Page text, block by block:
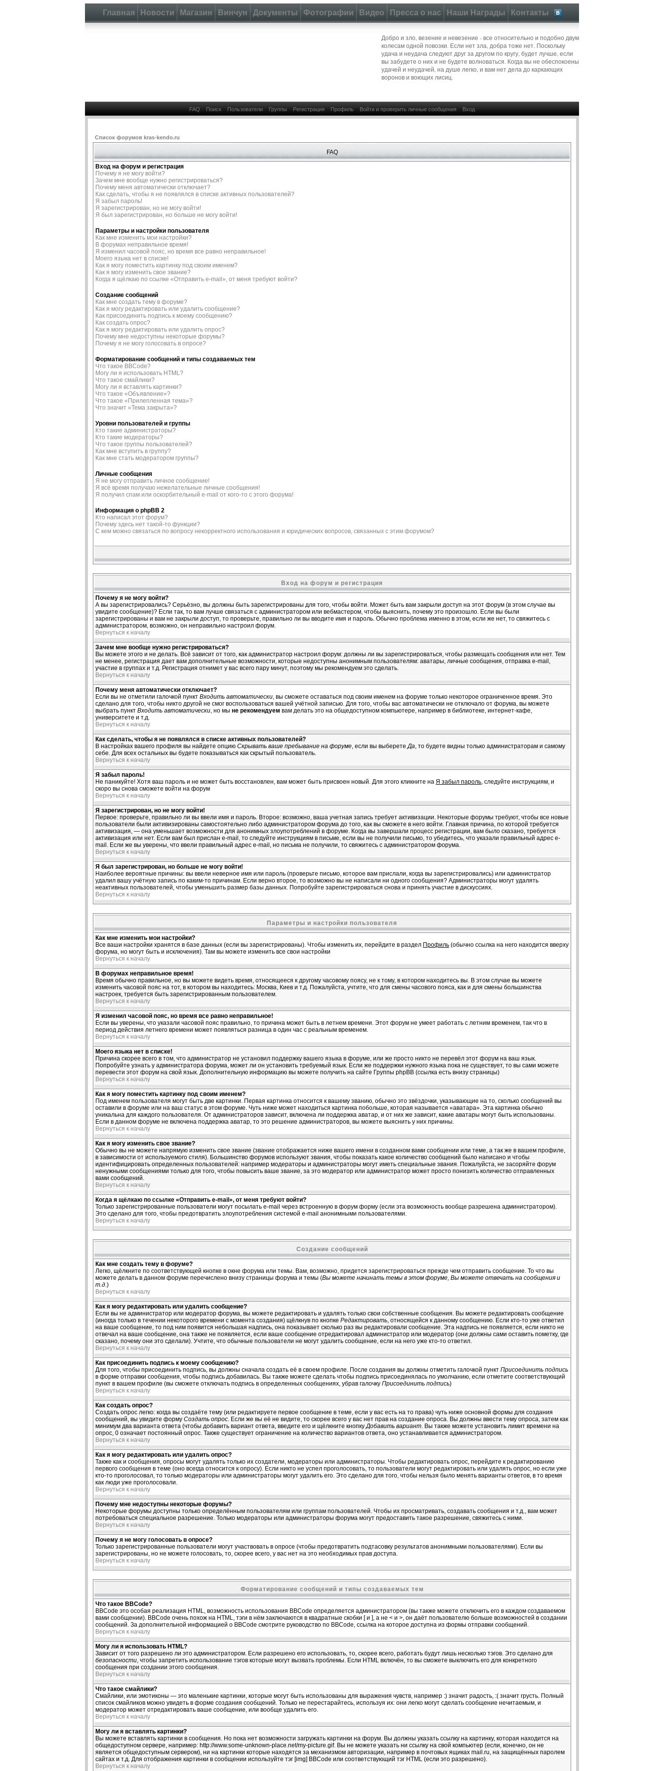
Главная Новости Магазин Винчун Документы Фотографии Видео Пресса о нас Наши Награды Контакты
Добро и зло, везение и невезение - все относительно и подобно двум
колесам одной повозки. Если нет зла, добра тоже нет. Поскольку
удача и неудача следуют друг за другом по кругу, будет лучше, если
вы забудете о них и не будете волноваться. Когда вы не обеспокоены
удачей и неудачей, на душе легко, и вам нет дела до каркающих
воронов и воющих лисиц.
FAQ Поиск Пользователи Группы Регистрация Профиль Войти и проверить личные сообщения Вход
Список форумов kras-kendo.ru
FAQ
Вход на форум и регистрация
Почему я не могу войти?
Зачем мне вообще нужно регистрироваться?
Почему меня автоматически отключает?
Как сделать, чтобы я не появлялся в списке активных пользователей?
Я забыл пароль!
Я зарегистрирован, но не могу войти!
Я был зарегистрирован, но больше не могу войти!
Параметры и настройки пользователя
Как мне изменить мои настройки?
В форумах неправильное время!
Я изменил часовой пояс, но время все равно неправильное!
Моего языка нет в списке!
Как я могу поместить картинку под своим именем?
Как я могу изменить свое звание?
Когда я щёлкаю по ссылке «Отправить e-mail», от меня требуют войти?
Создание сообщений
Как мне создать тему в форуме?
Как я могу редактировать или удалить сообщение?
Как присоединить подпись к моему сообщению?
Как создать опрос?
Как я могу редактировать или удалить опрос?
Почему мне недоступны некоторые форумы?
Почему я не могу голосовать в опросе?
Форматирование сообщений и типы создаваемых тем
Что такое BBCode?
Могу ли я использовать HTML?
Что такое смайлики?
Могу ли я вставлять картинки?
Что такое «Объявление»?
Что такое «Прилепленная тема»?
Что значит «Тема закрыта»?
Уровни пользователей и группы
Кто такие администраторы?
Кто такие модераторы?
Что такое группы пользователей?
Как мне вступить в группу?
Как мне стать модератором группы?
Личные сообщения
Я не могу отправить личное сообщение!
Я всё время получаю нежелательные личные сообщения!
Я получил спам или оскорбительный e-mail от кого-то с этого форума!
Информация о phpBB 2
Кто написал этот форум?
Почему здесь нет такой-то функции?
С кем можно связаться по вопросу некорректного использования и юридических вопросов, связанных с этим форумом?
Вход на форум и регистрация
Почему я не могу войти?
А вы зарегистрировались? Серьёзно, вы должны быть зарегистрированы для того, чтобы войти. Может быть вам закрыли доступ на этот форум (в этом случае вы
увидите сообщение)? Если так, то вам лучше связаться с администратором или вебмастером, чтобы выяснить, почему это произошло. Если вы были
зарегистрированы и вам не закрыли доступ, то проверьте, правильно ли вы вводите имя и пароль. Обычно проблема именно в этом, если же нет, то свяжитесь с
администратором, возможно, он неправильно настроил форум.
Вернуться к началу
Зачем мне вообще нужно регистрироваться?
Вы можете этого и не делать. Всё зависит от того, как администратор настроил форум: должны ли вы зарегистрироваться, чтобы размещать сообщения или нет. Тем
не менее, регистрация дает вам дополнительные возможности, которые недоступны анонимным пользователям: аватары, личные сообщения, отправка e-mail,
участие в группах и т.д. Регистрация отнимет у вас всего пару минут, поэтому мы рекомендуем это сделать.
Вернуться к началу
Почему меня автоматически отключает?
Если вы не отметили галочкой пункт Входить автоматически, вы сможете оставаться под своим именем на форуме только некоторое ограниченное время. Это
сделано для того, чтобы никто другой не смог воспользоваться вашей учётной записью. Для того, чтобы вас автоматически не отключало от форума, вы можете
выбрать пункт Входить автоматически, но мы не рекомендуем вам делать это на общедоступном компьютере, например в библиотеке, интернет-кафе,
университете и т.д.
Вернуться к началу
Как сделать, чтобы я не появлялся в списке активных пользователей?
В настройках вашего профиля вы найдете опцию Скрывать ваше пребывание на форуме, если вы выберетеДа, то будете видны только администраторам и самому
себе. Для всех остальных вы будете показываться как скрытый пользователь.
Вернуться к началу
Я забыл пароль!
Не паникуйте! Хотя ваш пароль и не может быть восстановлен, вам может быть присвоен новый. Для этого кликните на Я забыл пароль, следуйте инструкциям, и
скоро вы снова сможете войти на форум
Вернуться к началу
Я зарегистрирован, но не могу войти!
Первое: проверьте, правильно ли вы ввели имя и пароль. Второе: возможно, ваша учетная запись требует активизации. Некоторые форумы требуют, чтобы все новые
пользователи были активизированы самостоятельно либо администратором форума до того, как вы сможете в него войти. Главная причина, по которой требуется
активизация, — она уменьшает возможности для анонимных злоупотреблений в форуме. Когда вы завершали процесс регистрации, вам было сказано, требуется
активизация или нет. Если вам был прислан e-mail, то следуйте инструкциям в письме, если вы не получили письмо, то убедитесь, что указали правильный адрес e-
mail. Если же вы уверены, что ввели правильный адрес e-mail, но письма не получили, то свяжитесь с администратором форума.
Вернуться к началу
Я был зарегистрирован, но больше не могу войти!
Наиболее вероятные причины: вы ввели неверное имя или пароль (проверьте письмо, которое вам прислали, когда вы зарегистрировались) или администратор
удалил вашу учётную запись по каким-то причинам. Если верно второе, то возможно вы не написали ни одного сообщения? Администраторы могут удалять
неактивных пользователей, чтобы уменьшить размер базы данных. Попробуйте зарегистрироваться снова и принять участие в дискуссиях.
Вернуться к началу
Параметры и настройки пользователя
Как мне изменить мои настройки?
Все ваши настройки хранятся в базе данных (если вы зарегистрированы). Чтобы изменить их, перейдите в раздел Профиль (обычно ссылка на него находится вверху
форума, но могут быть и исключения). Там вы можете изменить все свои настройки
Вернуться к началу
В форумах неправильное время!
Время обычно правильное, но вы можете видеть время, относящееся к другому часовому поясу, не к тому, в котором находитесь вы. В этом случае вы можете
изменить часовой пояс на тот, в котором вы находитесь: Москва, Киев и т.д. Пожалуйста, учтите, что для смены часового пояса, как и для смены большинства
настроек, требуется быть зарегистрированным пользователем.
Вернуться к началу
Я изменил часовой пояс, но время все равно неправильное!
Если вы уверены, что указали часовой пояс правильно, то причина может быть в летнем времени. Этот форум не умеет работать с летним временем, так что в
период действия летнего времени может появляться разница в один час с реальным временем.
Вернуться к началу
Моего языка нет в списке!
Причина скорее всего в том, что администратор не установил поддержку вашего языка в форуме, или же просто никто не перевёл этот форум на ваш язык.
Попробуйте узнать у администратора форума, может ли он установить требуемый язык. Если же поддержки нужного языка пока не существует, то вы сами можете
перевести этот форум на свой язык. Дополнительную информацию вы можете получить на сайте Группы phpBB (ссылка есть внизу страницы)
Вернуться к началу
Как я могу поместить картинку под своим именем?
Под именем пользователя могут быть две картинки. Первая картинка относится к вашему званию, обычно это звёздочки, указывающие на то, сколько сообщений вы
оставили в форуме или на ваш статус в этом форуме. Чуть ниже может находиться картинка побольше, которая называется «аватара». Эта картинка обычно
уникальна для каждого пользователя. От администраторов зависит, включена ли поддержка аватар, и от них же зависит, какие аватары могут быть использованы.
Если в данном форуме не включена поддержка аватар, то это решение администраторов, вы можете выяснить у них причины.
Вернуться к началу
Как я могу изменить свое звание?
Обычно вы не можете напрямую изменить свое звание (звание отображается ниже вашего имени в созданном вами сообщении или теме, а так же в вашем профиле,
в зависимости от используемого стиля). Большинство форумов используют звания, чтобы показать какое количество сообщений было написано и чтобы
идентифицировать определенных пользователей: например модераторы и администраторы могут иметь специальные звания. Пожалуйста, не засоряйте форум
ненужными сообщениями только для того, чтобы повысить ваше звание, за это модератор или администратор может просто понизить количество отправленных
вами сообщений.
Вернуться к началу
Когда я щёлкаю по ссылке «Отправить e-mail», от меня требуют войти?
Только зарегистрированные пользователи могут посылать e-mail через встроенную в форум форму (если эта возможность вообще разрешена администратором).
Это сделано для того, чтобы предотвратить злоупотребления системой e-mail анонимными пользователями.
Вернуться к началу
Создание сообщений
Как мне создать тему в форуме?
Легко, щёлкните по соответствующей кнопке в окне форума или темы. Вам, возможно, придется зарегистрироваться прежде чем отправить сообщение. То что вы
можете делать в данном форуме перечислено внизу страницы форума и темы (Вы можете начинать темы в этом форуме, Вы можете отвечать на сообщения и
т.д.)
Вернуться к началу
Как я могу редактировать или удалить сообщение?
Если вы не администратор или модератор форума, вы можете редактировать и удалять только свои собственные сообщения. Вы можете редактировать сообщение
(иногда только в течении некоторого времени с момента создания) щёлкнув по кнопке Редактировать, относящейся к данному сообщению. Если кто-то уже ответил
на ваше сообщение, то под ним появится небольшая надпись, она показывает сколько раз вы редактировали сообщение. Эта надпись не появляется, если никто не
отвечал на ваше сообщение, она также не появляется, если ваше сообщение отредактировал администратор или модератор (они должны сами оставить пометку, где
сказано, почему они это сделали). Учтите, что обычные пользователи не могут удалить сообщение, если на него уже кто-то ответил.
Вернуться к началу
Как присоединить подпись к моему сообщению?
Для того, чтобы присоединить подпись, вы должны сначала создать её в своем профиле. После создания вы должны отметить галочкой пункт Присоединить подпись
в форме отправки сообщения, чтобы подпись добавилась. Вы также можете сделать чтобы подпись присоединялась по умолчанию, если отметите соответствующий
пункт в вашем профиле (вы сможете отключать подпись в определенных сообщениях, убрав галочку Присоединить подпись)
Вернуться к началу
Как создать опрос?
Создать опрос легко: когда вы создаёте тему (или редактируете первое сообщение в теме, если у вас есть на то права) чуть ниже основной формы для создания
сообщений, вы увидите форму Создать опрос. Если же вы её не видите, то скорее всего у вас нет прав на создание опроса. Вы должны ввести тему опроса, затем как
минимум два варианта ответа (чтобы добавить вариант ответа, введите его и щёлкните кнопкуДобавить вариант. Вы также можете установить лимит времени на
опрос, 0 означает постоянный опрос. Также существует ограничение на количество вариантов ответа, оно устанавливается администратором.
Вернуться к началу
Как я могу редактировать или удалить опрос?
Также как и сообщения, опросы могут удалять только их создатели, модераторы или администраторы. Чтобы редактировать опрос, перейдите к редактированию
первого сообщения в теме (оно всегда относится к опросу). Если никто не успел проголосовать, то пользователи могут редактировать или удалять опрос, но если уже
кто-то проголосовал, то только модераторы или администраторы могут удалить его. Это сделано для того, чтобы нельзя было менять варианты ответов, в то время
как люди уже проголосовали.
Вернуться к началу
Почему мне недоступны некоторые форумы?
Некоторые форумы доступны только определённым пользователям или группам пользователей. Чтобы их просматривать, создавать сообщения и т.д., вам может
потребоваться специальное разрешение. Только модераторы или администраторы форума могут предоставить такое разрешение, свяжитесь с ними.
Вернуться к началу
Почему я не могу голосовать в опросе?
Только зарегистрированные пользователи могут участвовать в опросе (чтобы предотвратить подтасовку результатов анонимными пользователями). Если вы
зарегистрированы, но не можете голосовать, то, скорее всего, у вас нет на это необходимых прав доступа.
Вернуться к началу
Форматирование сообщений и типы создаваемых тем
Что такое BBCode?
BBCode это особая реализация HTML, возможность использования BBCode определяется администратором (вы также можете отключить его в каждом создаваемом
вами сообщении). BBCode очень похож на HTML, тэги в нём заключаются в квадратные скобки [ и ], а не < и >, он даёт пользователю больше возможностей в создании
сообщений. За дополнительной информацией о BBCode смотрите руководство по BBCode, ссылка на которое доступна из формы отправки сообщений.
Вернуться к началу
Могу ли я использовать HTML?
Зависит от того разрешено ли это администратором. Если разрешено его использовать, то, скорее всего, работать будут лишь несколько тэгов. Это сделано для
безопасности, чтобы запретить использование тэгов которые могут вызвать проблемы. Если HTML включён, то вы сможете выключить его для конкретного
сообщения при создании этого сообщения.
Вернуться к началу
Что такое смайлики?
Смайлики, или эмотиконы — это маленькие картинки, которые могут быть использованы для выражения чувств, например :) значит радость, :( значит грусть. Полный
список смайликов можно увидеть в форме создания сообщений. Только не перестарайтесь, используя их: они легко могут сделать сообщение нечитаемым, и
модератор может отредактировать ваше сообщение, или вообще удалить его.
Вернуться к началу
Могу ли я вставлять картинки?
Вы можете вставлять картинки в сообщения. Но пока нет возможности загружать картинки на форум. Вы должны указать ссылку на картинку, которая находится на
общедоступном сервере, например: http://www.some-unknown-place.net/my-picture.gif. Вы не можете указать ни ссылку на свой компьютер (если, конечно, он не
является общедоступным сервером), ни на картинки которые находятся за механизмом авторизации, например в почтовых ящиках mail.ru, на защищённых паролем
сайтах и т.д. Для отображения картинки в сообщении используйте тэг [img] BBCode или соответствующий тэг HTML (если это разрешено).
Вернуться к началу